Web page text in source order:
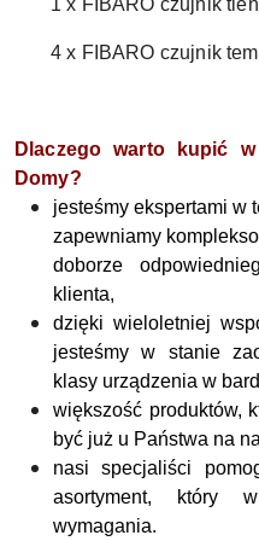
1 x FIBARO czujnik
4 x FIBARO czujnik
Dlaczego warto kupić
Domy?
jesteśmy ekspertami w
zapewniamy
doborze
klienta,
dzięki wieloletniej
jesteśmy w stanie
klasy urządzenia w
większość produktów,
być już u Państwa na
nasi specjaliści
asortyment, który
wymagania.